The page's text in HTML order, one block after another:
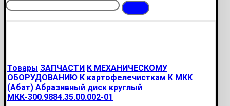
Товары ЗАПЧАСТИ К МЕХАНИЧЕСКОМУ
ОБОРУДОВАНИЮ К картофелечисткам К МКК
(Абат) Абразивный диск круглый
МКК-300.9884.35.00.002-01